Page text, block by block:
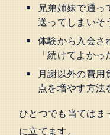
兄弟姉妹で通
送ってしまいそ
体験から入会さ
「続けてよか
月謝以外の費用
点を増やす方法
ひとつでも当てはま
に立てます。